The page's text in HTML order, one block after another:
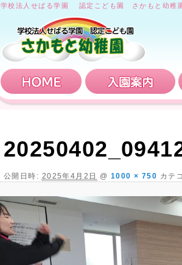
学校法人せばる学園 認定こども園 さかもと幼稚
HOME
公開日時: 2025年4月2日 @ 1000 × 750 カテ